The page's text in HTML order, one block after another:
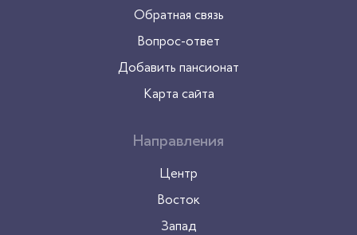
Обратная связь
Вопрос-ответ
Добавить пансионат
Карта сайта
Направления
Центр
Восток
Запад